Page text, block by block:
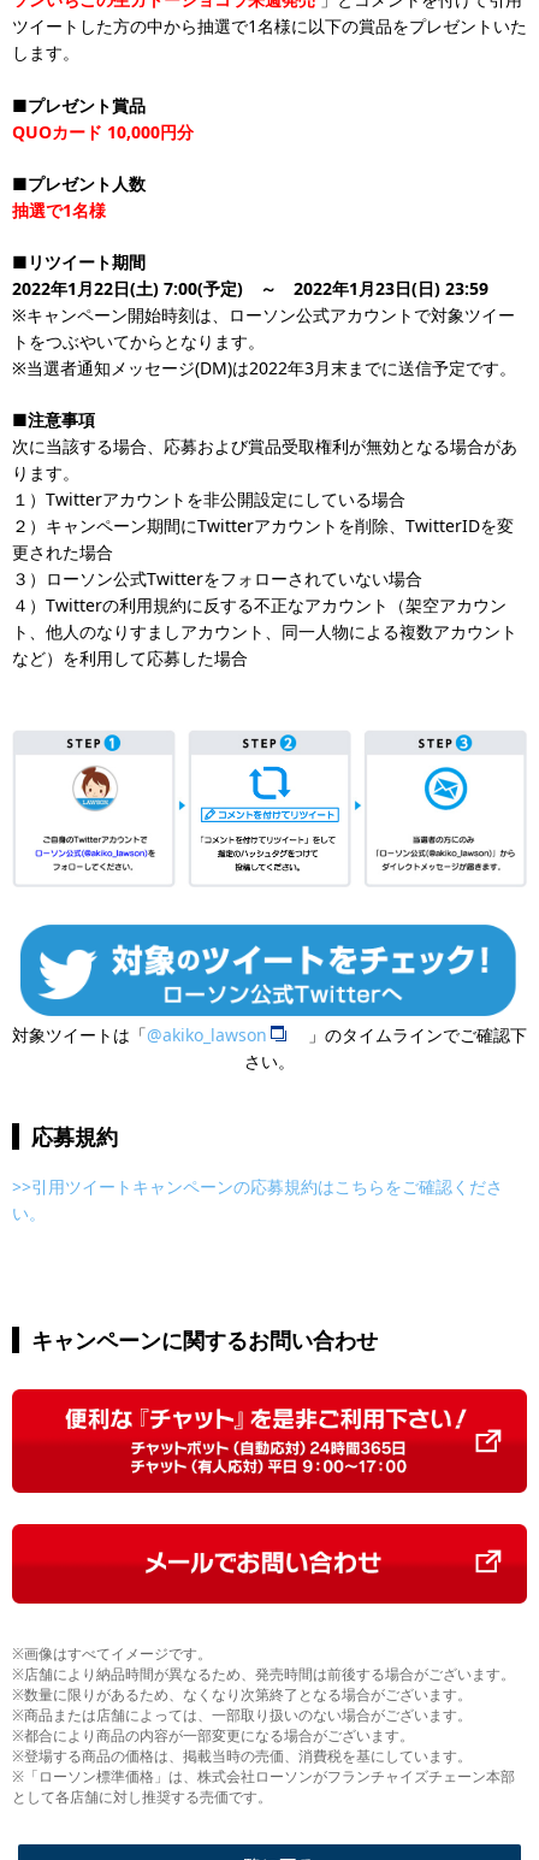
ツイートした方の中から抽選で1名様に以下の賞品をプレゼントいた
します。
■プレゼント賞品
QUOカード 10,000円分
■プレゼント人数
抽選で1名様
■リツイート期間
2022年1月22日(土) 7:00(予定) ～ 2022年1月23日(日) 23:59
※キャンペーン開始時刻は、ローソン公式アカウントで対象ツイー
トをつぶやいてからとなります。
※当選者通知メッセージ(DM)は2022年3月末までに送信予定です。
■注意事項
次に当該する場合、応募および賞品受取権利が無効となる場合があ
ります。
１）Twitterアカウントを非公開設定にしている場合
２）キャンペーン期間にTwitterアカウントを削除、TwitterIDを変
更された場合
３）ローソン公式Twitterをフォローされていない場合
４）Twitterの利用規約に反する不正なアカウント（架空アカウン
ト、他人のなりすましアカウント、同一人物による複数アカウント
など）を利用して応募した場合
対象ツイートは「@akiko_lawson
」のタイムラインでご確認下
さい。
応募規約
>>引用ツイートキャンペーンの応募規約はこちらをご確認くださ
い。
キャンペーンに関するお問い合わせ
※画像はすべてイメージです。
※店舗により納品時間が異なるため、発売時間は前後する場合がございます。
※数量に限りがあるため、なくなり次第終了となる場合がございます。
※商品または店舗によっては、一部取り扱いのない場合がございます。
※都合により商品の内容が一部変更になる場合がございます。
※登場する商品の価格は、掲載当時の売価、消費税を基にしています。
※「ローソン標準価格」は、株式会社ローソンがフランチャイズチェーン本部
として各店舗に対し推奨する売価です。